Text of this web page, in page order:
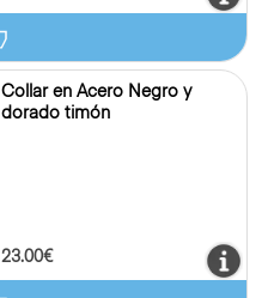
Collar en Acero Negro y
dorado timón
23.00€